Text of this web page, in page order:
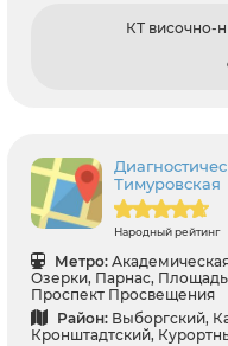
КТ височно-
Тимуровская
Народный рейтинг
Метро:
Озерки, Парнас,
Проспект Просвещения
Район: Выборгский,
Кронштадтский,